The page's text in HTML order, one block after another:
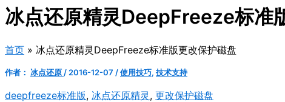
冰点还原精灵DeepFreeze标准
首页 冰点还原精灵DeepFreeze标准版更改保护磁盘
作者： 冰点还原 / 2016-12-07 /使用技巧, 技术支持
deepfreeze标准版, 冰点还原精灵 , 更改保护磁盘